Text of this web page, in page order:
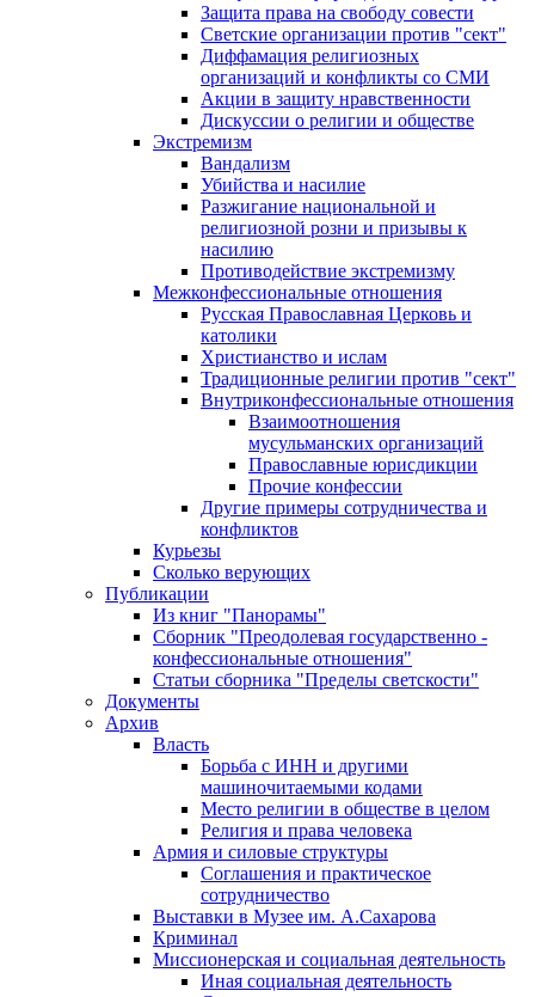
Защита права на свободу совести
Светские организации против "сект"
Диффамация религиозных
организаций и конфликты со СМИ
Акции в защиту нравственности
Дискуссии о религии и обществе
Экстремизм
Вандализм
Убийства и насилие
Разжигание национальной и
религиозной розни и призывы к
насилию
Противодействие экстремизму
Межконфессиональные отношения
Русская Православная Церковь и
католики
Христианство и ислам
Традиционные религии против "сект"
Внутриконфессиональные отношения
Взаимоотношения
мусульманских организаций
Православные юрисдикции
Прочие конфессии
Другие примеры сотрудничества и
конфликтов
Курьезы
Сколько верующих
Публикации
Из книг "Панорамы"
Сборник "Преодолевая государственно -
конфессиональные отношения"
Статьи сборника "Пределы светскости"
Документы
Архив
Власть
Борьба с ИНН и другими
машиночитаемыми кодами
Место религии в обществе в целом
Религия и права человека
Армия и силовые структуры
Соглашения и практическое
сотрудничество
Выставки в Музее им. А.Сахарова
Криминал
Миссионерская и социальная деятельность
Иная социальная деятельность